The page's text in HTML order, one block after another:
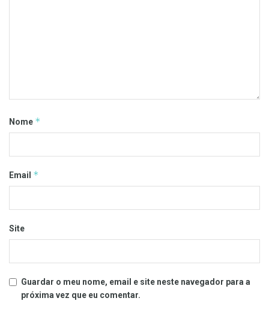
Nome *
Email *
Site
Guardar o meu nome, email e site neste navegador para a
próxima vez que eu comentar.